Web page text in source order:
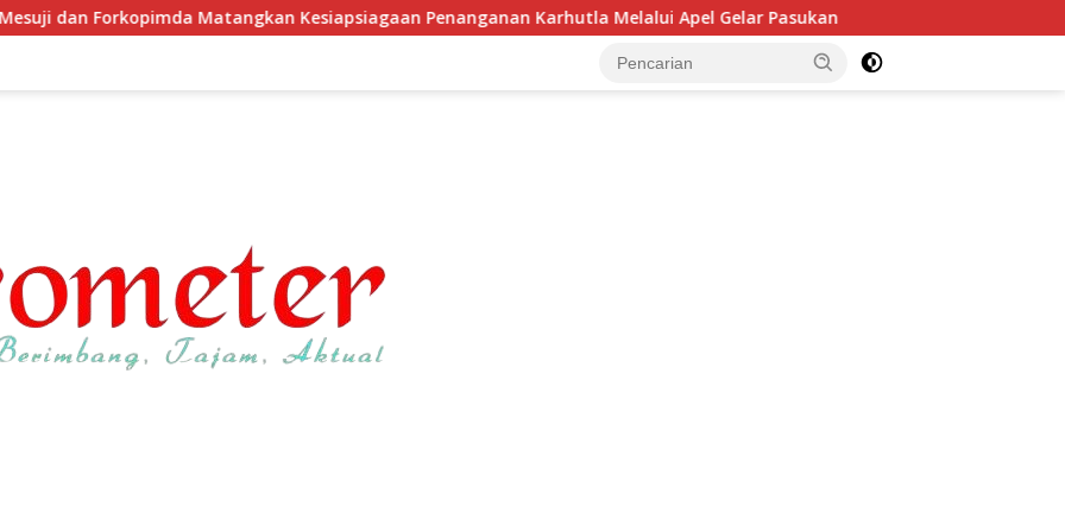
Kesiapsiagaan Penanganan Karhutla Melalui Apel Gelar Pasukan BNN RI Ajak 5.000 Mahasiswa Baru UI